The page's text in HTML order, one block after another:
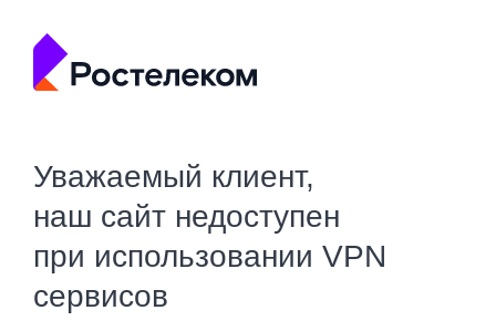
Уважаемый клиент,
наш сайт недоступен
при использовании VPN
сервисов